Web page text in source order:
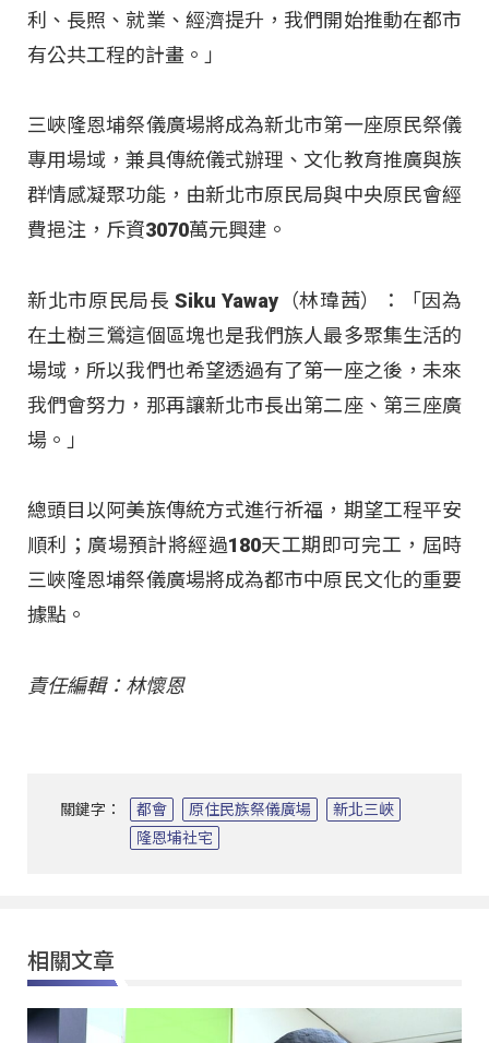
利、長照、就業、經濟提升，我們開始推動在都市
有公共工程的計畫。」
三峽隆恩埔祭儀廣場將成為新北市第一座原民祭儀
專用場域，兼具傳統儀式辦理、文化教育推廣與族
群情感凝聚功能，由新北市原民局與中央原民會經
費挹注，斥資3070萬元興建。
新北市原民局長 Siku Yaway（林瑋茜）：「因為
在土樹三鶯這個區塊也是我們族人最多聚集生活的
場域，所以我們也希望透過有了第一座之後，未來
我們會努力，那再讓新北市長出第二座、第三座廣
場。」
總頭目以阿美族傳統方式進行祈福，期望工程平安
順利；廣場預計將經過180天工期即可完工，屆時
三峽隆恩埔祭儀廣場將成為都市中原民文化的重要
據點。
責任編輯：林懷恩
關鍵字： 都會 原住民族祭儀廣場
新北三峽
隆恩埔社宅
相關文章